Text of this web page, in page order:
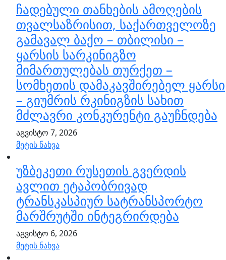
ჩადებული თანხების ამოღების
თვალსაზრისით, საქართველოზე
გამავალ ბაქო – თბილისი –
ყარსის სარკინიგზო
მიმართულებას თურქეთ –
სომხეთის დამაკავშირებელ ყარსი
– გიუმრის რკინიგზის სახით
მძლავრი კონკურენტი გაუჩნდება
აგვისტო 7, 2026
მეტის ნახვა
უზბეკეთი რუსეთის გვერდის
ავლით ეტაპობრივად
ტრანსკასპიურ სატრანსპორტო
მარშრუტში ინტეგრირდება
აგვისტო 6, 2026
მეტის ნახვა